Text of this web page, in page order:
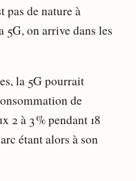
pas de nature à
5G, on arrive dans les
la 5G pourrait
de
2 à 3 % pendant 18
étant alors à son